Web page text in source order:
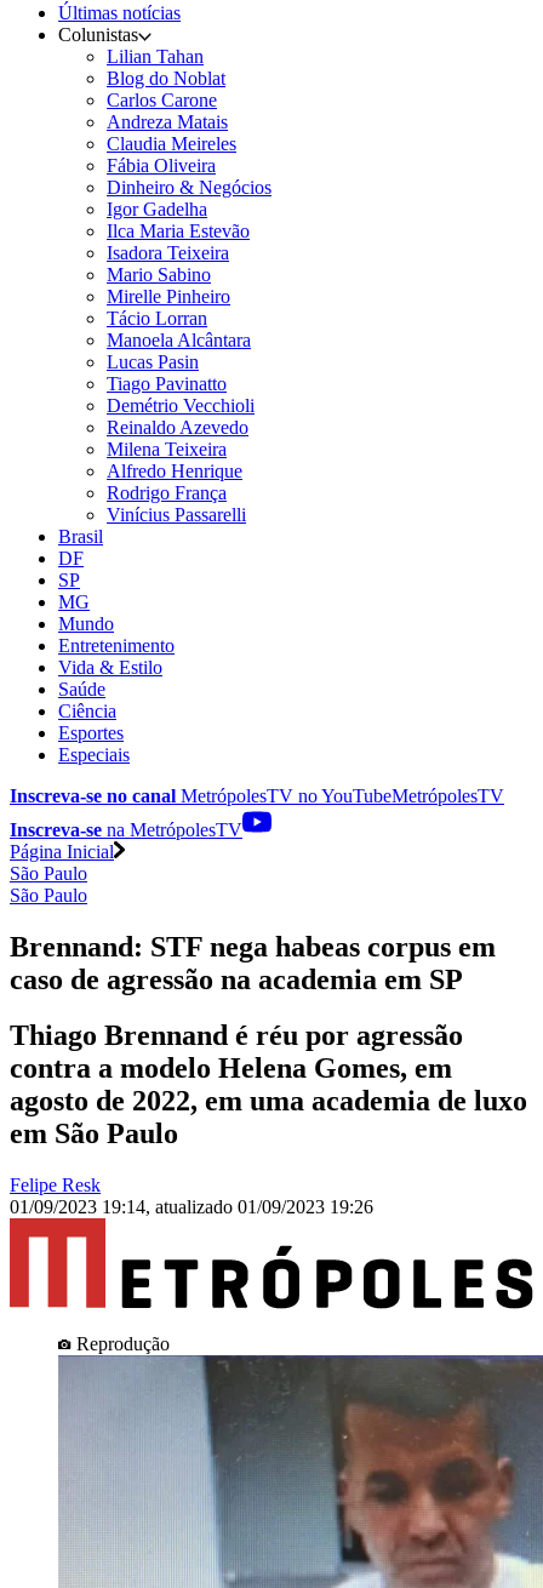
Últimas notícias
Colunistas
Lilian Tahan
Blog do Noblat
Carlos Carone
Andreza Matais
Claudia Meireles
Fábia Oliveira
Dinheiro & Negócios
Igor Gadelha
Ilca Maria Estevão
Isadora Teixeira
Mario Sabino
Mirelle Pinheiro
Tácio Lorran
Manoela Alcântara
Lucas Pasin
Tiago Pavinatto
Demétrio Vecchioli
Reinaldo Azevedo
Milena Teixeira
Alfredo Henrique
Rodrigo França
Vinícius Passarelli
Brasil
DF
SP
MG
Mundo
Entretenimento
Vida & Estilo
Saúde
Ciência
Esportes
Especiais
Inscreva-se no canal MetrópolesTV noYouTubeMetrópolesTV
Inscreva-se na MetrópolesTV
Página Inicial
São Paulo
São Paulo
Brennand: STF nega habeas corpus em
caso de agressão na academia em SP
Thiago Brennand é réu por agressão
contra a modelo Helena Gomes, em
agosto de 2022, em uma academia de luxo
em São Paulo
Felipe Resk
01/09/2023 19:14, atualizado 01/09/2023 19:26
Reprodução